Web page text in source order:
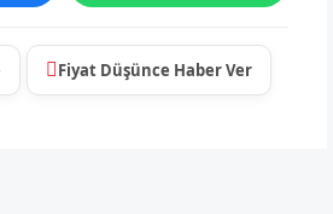
Fiyat Düşünce Haber Ver